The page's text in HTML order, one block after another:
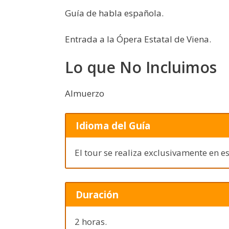
Guía de habla española.
Entrada a la Ópera Estatal de Viena.
Lo que No Incluimos
Almuerzo
Idioma del Guía
El tour se realiza exclusivamente en
Duración
2 horas.